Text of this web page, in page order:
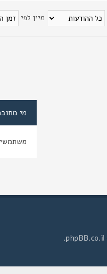
מיין לפי
מי